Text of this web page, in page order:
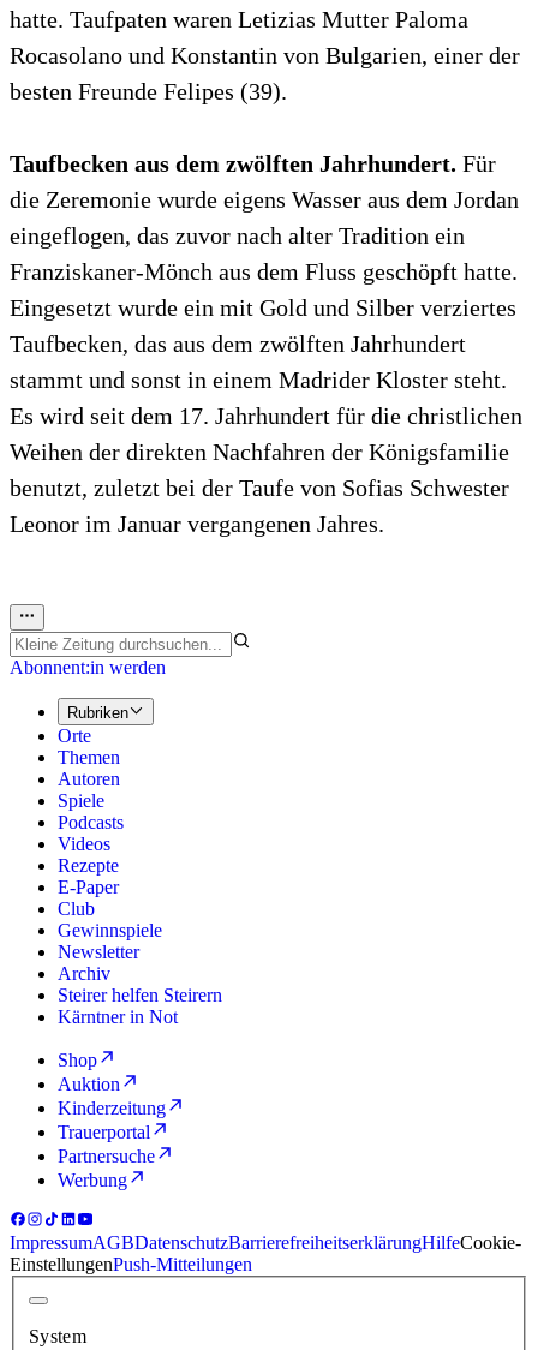
hatte. Taufpaten waren Letizias Mutter Paloma
Rocasolano und Konstantin von Bulgarien, einer der
besten Freunde Felipes (39).
Taufbecken aus dem zwölften Jahrhundert. Für
die Zeremonie wurde eigens Wasser aus dem Jordan
eingeflogen, das zuvor nach alter Tradition ein
Franziskaner-Mönch aus dem Fluss geschöpft hatte.
Eingesetzt wurde ein mit Gold und Silber verziertes
Taufbecken, das aus dem zwölften Jahrhundert
stammt und sonst in einem Madrider Kloster steht.
Es wird seit dem 17. Jahrhundert für die christlichen
Weihen der direkten Nachfahren der Königsfamilie
benutzt, zuletzt bei der Taufe von Sofias Schwester
Leonor im Januar vergangenen Jahres.
Abonnent:in werden
Rubriken
Orte
Themen
Autoren
Spiele
Podcasts
Videos
Rezepte
E-Paper
Club
Gewinnspiele
Newsletter
Archiv
Steirer helfen Steirern
Kärntner in Not
Shop
Auktion
Kinderzeitung
Trauerportal
Partnersuche
Werbung
ImpressumAGBDatenschutzBarrierefreiheitserklärungHilfeCookie-
EinstellungenPush-Mitteilungen
System